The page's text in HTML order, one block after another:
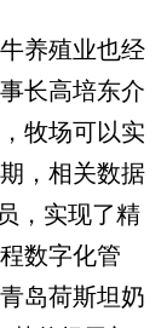
养殖业也经
长高培东介
牧场可以实
，相关数据
，实现了精
数字化管
岛荷斯坦奶